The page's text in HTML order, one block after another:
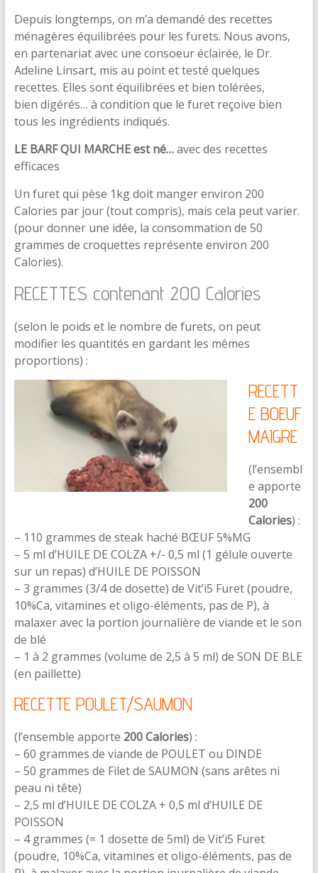
Depuis longtemps, on m’a demandé des recettes
ménagères équilibrées pour les furets. Nous avons,
en partenariat avec une consoeur éclairée, le Dr.
Adeline Linsart, mis au point et testé quelques
recettes. Elles sont équilibrées et bien tolérées,
bien digérés… à condition que le furet reçoive bien
tous les ingrédients indiqués.
LE BARF QUI MARCHE est né…avec des recettes
efficaces
Un furet qui pèse 1kg doit manger environ 200
Calories par jour (tout compris), mais cela peut varier.
(pour donner une idée, la consommation de 50
grammes de croquettes représente environ 200
Calories).
RECETTES contenant 200 Calories
(selon le poids et le nombre de furets, on peut
modifier les quantités en gardant les mêmes
proportions) :
RECETT
E BOEUF
MAIGRE
(l’ensembl
e apporte
200
Calories) :
– 110 grammes de steak haché BŒUF 5%MG
– 5 ml d’HUILE DE COLZA +/- 0,5 ml (1 gélule ouverte
sur un repas) d’HUILE DE POISSON
– 3 grammes (3/4 de dosette) de Vit’i5 Furet (poudre,
10%Ca, vitamines et oligo-éléments, pas de P), à
malaxer avec la portion journalière de viande et le son
de blé
– 1 à 2 grammes (volume de 2,5 à 5 ml) de SON DE BLE
(en paillette)
RECETTE POULET/SAUMON
(l’ensemble apporte 200 Calories) :
– 60 grammes de viande de POULET ou DINDE
– 50 grammes de Filet de SAUMON (sans arêtes ni
peau ni tête)
– 2,5 ml d’HUILE DE COLZA + 0,5 ml d’HUILE DE
POISSON
– 4 grammes (= 1 dosette de 5ml) de Vit’i5 Furet
(poudre, 10%Ca, vitamines et oligo-éléments, pas de